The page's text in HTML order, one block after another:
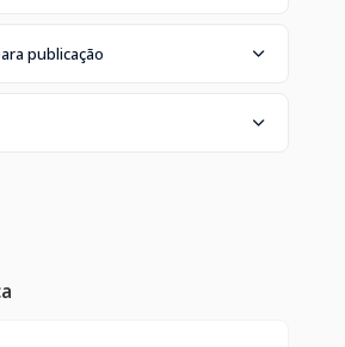
publicação